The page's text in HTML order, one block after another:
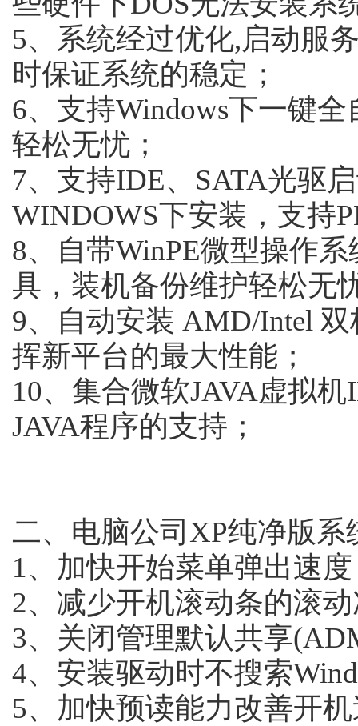
5、系统经过优化,启动服
时保证系统的稳定；
6、支持Windows下一键
轻松无忧；
7、支持IDE、SATA光驱
WINDOWS下安装，支持
8、自带WinPE微型操作
具，装机备份维护轻松无
9、自动安装 AMD/Intel
挥新平台的最大性能；
10、集合微软JAVA虚拟
JAVA程序的支持；
二、电脑公司XP纯净版系
1、加快开始菜单弹出速
2、减少开机滚动条的滚
3、关闭管理默认共享
4、安装驱动时不搜索
5、加快预读能力改善开